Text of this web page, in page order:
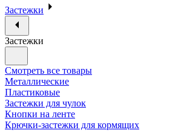
Застежки
Застежки
Смотреть все товары
Металлические
Пластиковые
Застежки для чулок
Кнопки на ленте
Крючки-застежки для кормящих